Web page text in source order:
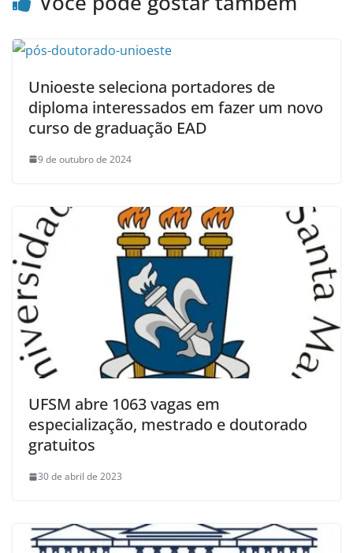
Unioeste seleciona portadores de
diploma interessados em fazer um novo
curso de graduação EAD
9 de outubro de 2024
UFSM abre 1063 vagas em
especialização, mestrado e doutorado
gratuitos
30 de abril de 2023